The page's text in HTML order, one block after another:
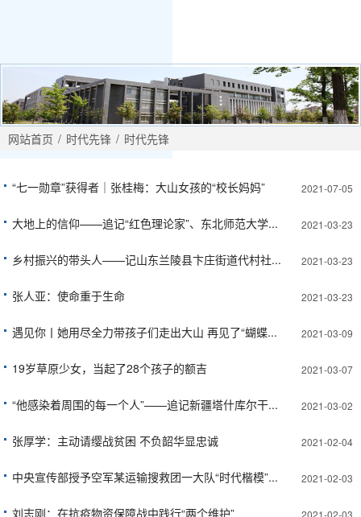
网站首页 / 时代先锋 / 时代先锋
“七一勋章”获得者｜张桂梅：大山女孩的“校长妈妈” 2021-07-05
大地上的信仰——追记“红色理论家”、东北师范大学... 2021-03-23
乡村振兴的带头人——记山东兰陵县卞庄街道代村社... 2021-03-23
张人亚：使命重于生命 2021-03-23
遇见你丨她用尽全力带孩子们走出大山 再见了“蝴蝶... 2021-03-09
19岁草原少女，当起了28个孩子的额吉 2021-03-07
“他感染着周围的每一个人”——追记新疆塔什库尔干... 2021-03-02
张厚学：主动请缨战贫困 不负韶华显忠诚 2021-02-04
中央宣传部授予空军某运输搜救团一大队“时代楷模”... 2021-02-03
刘志刚：在抗疫物资保障战中践行“两个维护” 2021-02-03